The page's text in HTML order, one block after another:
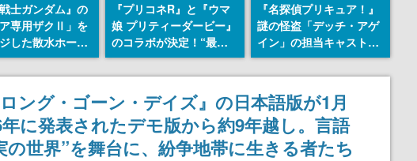
戦士ガンダム』の
ア専用ザクⅡ」を
した散水ホース
予約開始。本体
アのパーソナル
ジオン公国軍の
ム、型式番号な
『プリコネR』と『ウマ
娘 プリティーダービー』
のコラボが決定！“最大
170連無料”の8.5周年キ
ャンペーンなども発表
『名探偵プリキュア！』
謎の怪盗「デッチ・アゲ
イン」の担当キャストは
天﨑滉平さんと判明。
『Re:ゼロから始める異
世界生活』オットー役、
『ヒプノシスマイク』山
田三郎役など
ング・ゴーン・デイズ』の日本語版が1月
に発表されたデモ版から約9年越し。言語
世界”を舞台に、紛争地帯に生きる者たち